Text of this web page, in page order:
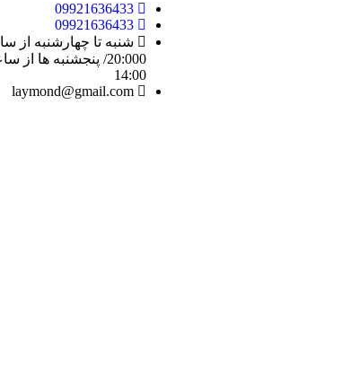
09921636433
09921636433
14:00
laymond@gmail.com